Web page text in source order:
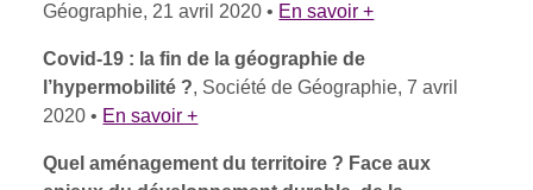
Géographie, 21 avril 2020 • En savoir +
Covid-19 : la fin de la géographie de
l’hypermobilité ?, Société de Géographie, 7 avril
2020 • En savoir +
Quel aménagement du territoire ? Face aux